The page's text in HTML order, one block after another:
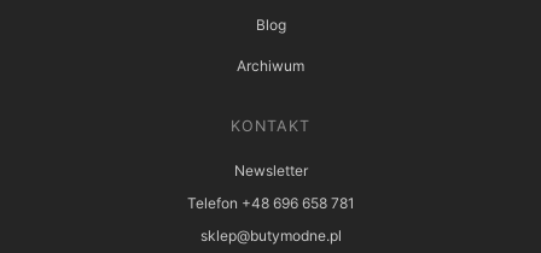
Blog
Archiwum
KONTAKT
Newsletter
Telefon +48 696 658 781
sklep@butymodne.pl